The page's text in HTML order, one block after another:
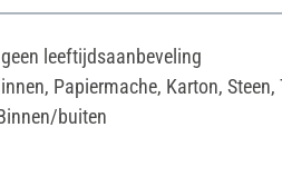
leeftijdsaanbeveling
Papiermache, Karton, Steen,
buiten